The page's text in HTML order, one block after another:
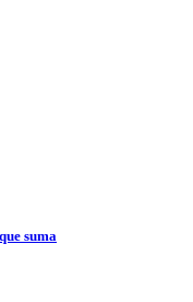
suma